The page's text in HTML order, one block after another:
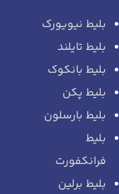
بلیط نیویورک
بلیط تایلند
بلیط بانکوک
بلیط پکن
بلیط بارسلون
بلیط
فرانکفورت
بلیط برلین